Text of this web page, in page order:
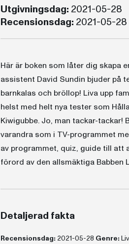
Utgivningsdag: 2021-05-28
Recensionsdag: 2021-05-28
Här är boken som låter dig skapa
assistent David Sundin bjuder på
barnkalas och bröllop! Liva upp
helst med helt nya tester som
Kiwigubbe. Jo, man tackar-
varandra som i TV-programmet
av programmet, quiz, guide till att
förord av den allsmäktiga Babben
Detaljerad fakta
Recensionsdag: 2021-05-28 Genre: